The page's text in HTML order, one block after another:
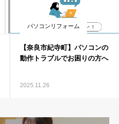
パソコンリフォーム
【奈良市紀寺町】パソコンの
動作トラブルでお困りの方へ
2025.11.26